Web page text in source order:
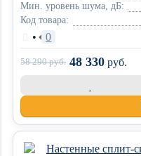
Мин. уровень шума, дБ:
Код товара:
• 0
58 290руб. 48 330 руб.